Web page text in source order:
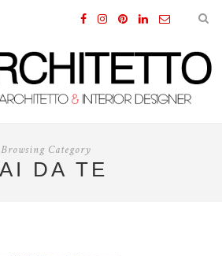
Browsing Category
DA TE